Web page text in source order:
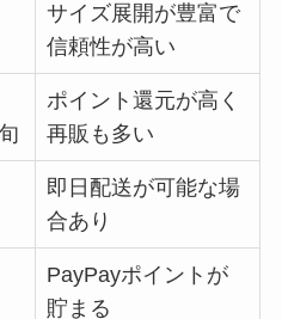
サイズ展開が豊富で
信頼性が高い
ポイント還元が高く
再販も多い
即日配送が可能な場
合あり
PayPayポイントが
貯まる